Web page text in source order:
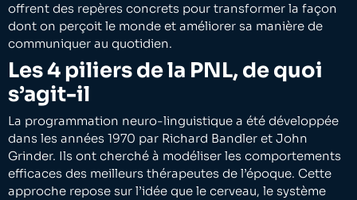
offrent des repères concrets pour transformer la façon
dont on perçoit le monde et améliorer sa manière de
communiquer au quotidien.
Les 4 piliers de la PNL, de quoi
s’agit-il
La programmation neuro-linguistique a été développée
dans les années 1970 par Richard Bandler et John
Grinder. Ils ont cherché à modéliser les comportements
efficaces des meilleurs thérapeutes de l’époque. Cette
approche repose sur l’idée que le cerveau, le système